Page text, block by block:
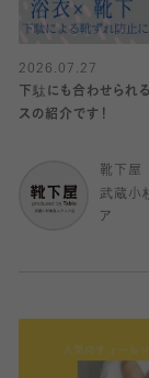
2026.07.27
下駄にも合わせられ
スの紹介です！
靴下屋
武蔵小
ア